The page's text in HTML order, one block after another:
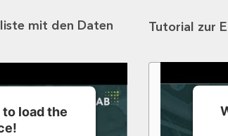
mit den Daten
load the
Tutorial zur